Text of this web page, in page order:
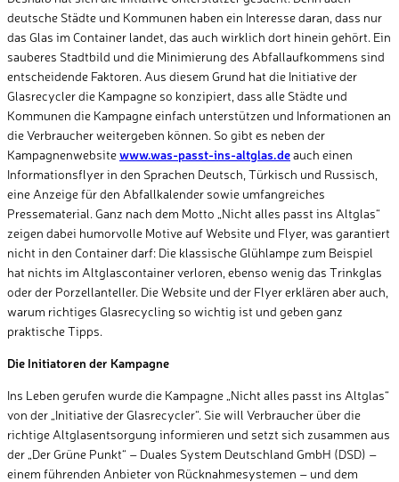
deutsche Städte und Kommunen haben ein Interesse daran, dass nur
das Glas im Container landet, das auch wirklich dort hinein gehört. Ein
sauberes Stadtbild und die Minimierung des Abfallaufkommens sind
entscheidende Faktoren. Aus diesem Grund hat die Initiative der
Glasrecycler die Kampagne so konzipiert, dass alle Städte und
Kommunen die Kampagne einfach unterstützen und Informationen an
die Verbraucher weitergeben können. So gibt es neben der
Kampagnenwebsitewww.was-passt-ins-altglas.deauch einen
Informationsflyer in den Sprachen Deutsch, Türkisch und Russisch,
eine Anzeige für den Abfallkalender sowie umfangreiches
Pressematerial. Ganz nach dem Motto „Nicht alles passt ins Altglas“
zeigen dabei humorvolle Motive auf Website und Flyer, was garantiert
nicht in den Container darf: Die klassische Glühlampe zum Beispiel
hat nichts im Altglascontainer verloren, ebenso wenig das Trinkglas
oder der Porzellanteller. Die Website und der Flyer erklären aber auch,
warum richtiges Glasrecycling so wichtig ist und geben ganz
praktische Tipps.
Die Initiatoren der Kampagne
Ins Leben gerufen wurde die Kampagne „Nicht alles passt ins Altglas“
von der „Initiative der Glasrecycler“. Sie will Verbraucher über die
richtige Altglasentsorgung informieren und setzt sich zusammen aus
der „Der Grüne Punkt“ – Duales System Deutschland GmbH (DSD) –
einem führenden Anbieter von Rücknahmesystemen – und dem